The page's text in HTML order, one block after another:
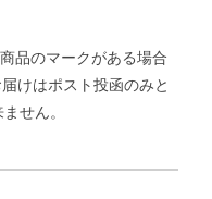
品のマークがある場合
けはポスト投函のみと
せん。